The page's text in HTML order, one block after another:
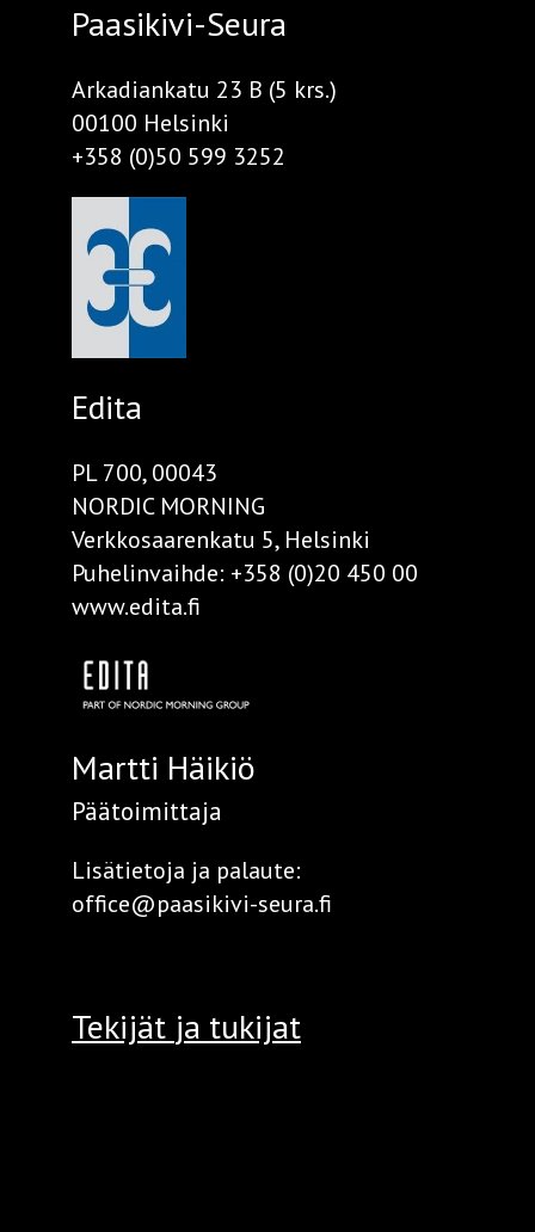
Paasikivi-Seura
Arkadiankatu 23 B (5 krs.)
00100 Helsinki
+358 (0)50 599 3252
Edita
PL 700, 00043
NORDIC MORNING
Verkkosaarenkatu 5, Helsinki
Puhelinvaihde: +358 (0)20 450 00
www.edita.fi
Martti Häikiö
Päätoimittaja
Lisätietoja ja palaute:
office@paasikivi-seura.fi
Tekijät ja tukijat